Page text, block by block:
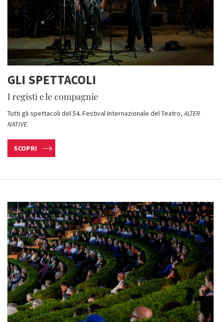
GLI SPETTACOLI
I registi e le compagnie
Tutti gli spettacoli del 54. Festival Internazionale del Teatro,ALTER
NATIVE.
SCOPRI